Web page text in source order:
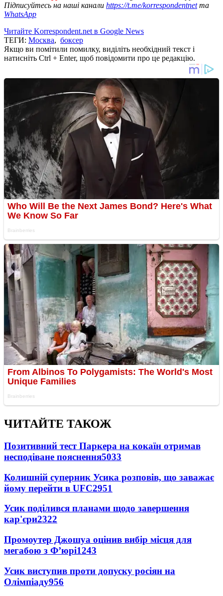
Підписуйтесь на наші канали https://t.me/korrespondentnetта
WhatsApp
Читайте Korrespondent.net в Google News
ТЕГИ: Москва, боксер
Якщо ви помітили помилку, виділіть необхідний текст і
натисніть Ctrl + Enter, щоб повідомити про це редакцію.
ЧИТАЙТЕ ТАКОЖ
Позитивний тест Паркера на кокаїн отримав
несподіване пояснення5033
Колишній суперник Усика розповів, що заважає
йому перейти в UFC2951
Усик поділився планами щодо завершення
кар'єри2322
Промоутер Джошуа оцінив вибір місця для
мегабою з Ф’юрі1243
Усик виступив проти допуску росіян на
Олімпіаду956